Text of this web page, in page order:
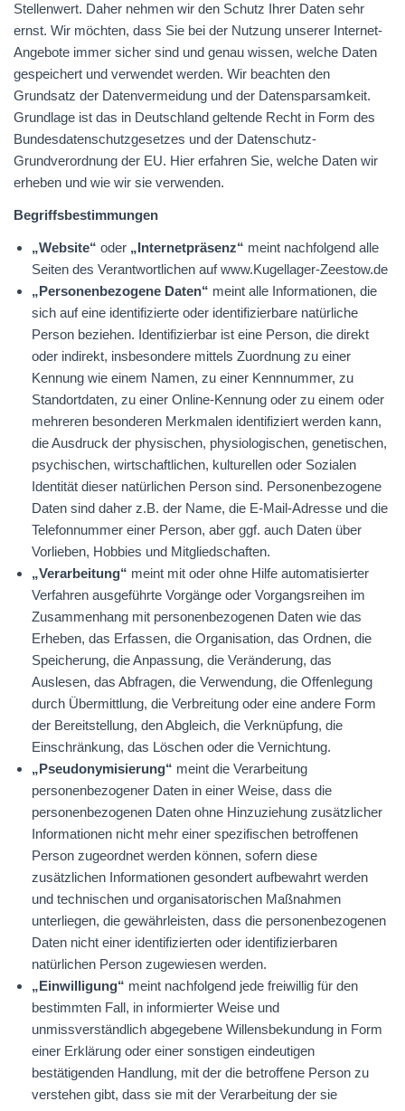
Stellenwert. Daher nehmen wir den Schutz Ihrer Daten sehr
ernst. Wir möchten, dass Sie bei der Nutzung unserer Internet-
Angebote immer sicher sind und genau wissen, welche Daten
gespeichert und verwendet werden. Wir beachten den
Grundsatz der Datenvermeidung und der Datensparsamkeit.
Grundlage ist das in Deutschland geltende Recht in Form des
Bundesdatenschutzgesetzes und der Datenschutz-
Grundverordnung der EU. Hier erfahren Sie, welche Daten wir
erheben und wie wir sie verwenden.
Begriffsbestimmungen
„Website“ oder „Internetpräsenz“ meint nachfolgend alle
Seiten des Verantwortlichen auf www.Kugellager-Zeestow.de
„Personenbezogene Daten“ meint alle Informationen, die
sich auf eine identifizierte oder identifizierbare natürliche
Person beziehen. Identifizierbar ist eine Person, die direkt
oder indirekt, insbesondere mittels Zuordnung zu einer
Kennung wie einem Namen, zu einer Kennnummer, zu
Standortdaten, zu einer Online-Kennung oder zu einem oder
mehreren besonderen Merkmalen identifiziert werden kann,
die Ausdruck der physischen, physiologischen, genetischen,
psychischen, wirtschaftlichen, kulturellen oder Sozialen
Identität dieser natürlichen Person sind. Personenbezogene
Daten sind daher z.B. der Name, die E-Mail-Adresse und die
Telefonnummer einer Person, aber ggf. auch Daten über
Vorlieben, Hobbies und Mitgliedschaften.
„Verarbeitung“ meint mit oder ohne Hilfe automatisierter
Verfahren ausgeführte Vorgänge oder Vorgangsreihen im
Zusammenhang mit personenbezogenen Daten wie das
Erheben, das Erfassen, die Organisation, das Ordnen, die
Speicherung, die Anpassung, die Veränderung, das
Auslesen, das Abfragen, die Verwendung, die Offenlegung
durch Übermittlung, die Verbreitung oder eine andere Form
der Bereitstellung, den Abgleich, die Verknüpfung, die
Einschränkung, das Löschen oder die Vernichtung.
„Pseudonymisierung“ meint die Verarbeitung
personenbezogener Daten in einer Weise, dass die
personenbezogenen Daten ohne Hinzuziehung zusätzlicher
Informationen nicht mehr einer spezifischen betroffenen
Person zugeordnet werden können, sofern diese
zusätzlichen Informationen gesondert aufbewahrt werden
und technischen und organisatorischen Maßnahmen
unterliegen, die gewährleisten, dass die personenbezogenen
Daten nicht einer identifizierten oder identifizierbaren
natürlichen Person zugewiesen werden.
„Einwilligung“ meint nachfolgend jede freiwillig für den
bestimmten Fall, in informierter Weise und
unmissverständlich abgegebene Willensbekundung in Form
einer Erklärung oder einer sonstigen eindeutigen
bestätigenden Handlung, mit der die betroffene Person zu
verstehen gibt, dass sie mit der Verarbeitung der sie